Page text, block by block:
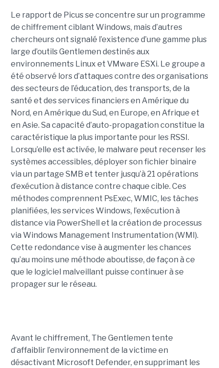
Le rapport de Picus se concentre sur un programme
de chiffrement ciblant Windows, mais d’autres
chercheurs ont signalé l’existence d’une gamme plus
large d’outils Gentlemen destinés aux
environnements Linux et VMware ESXi. Le groupe a
été observé lors d’attaques contre des organisations
des secteurs de l’éducation, des transports, de la
santé et des services financiers en Amérique du
Nord, en Amérique du Sud, en Europe, en Afrique et
en Asie. Sa capacité d’auto-propagation constitue la
caractéristique la plus importante pour les RSSI.
Lorsqu’elle est activée, le malware peut recenser les
systèmes accessibles, déployer son fichier binaire
via un partage SMB et tenter jusqu’à 21 opérations
d’exécution à distance contre chaque cible. Ces
méthodes comprennent PsExec, WMIC, les tâches
planifiées, les services Windows, l’exécution à
distance via PowerShell et la création de processus
via Windows Management Instrumentation (WMI).
Cette redondance vise à augmenter les chances
qu’au moins une méthode aboutisse, de façon à ce
que le logiciel malveillant puisse continuer à se
propager sur le réseau.
Avant le chiffrement, The Gentlemen tente
d’affaiblir l’environnement de la victime en
désactivant Microsoft Defender, en supprimant les